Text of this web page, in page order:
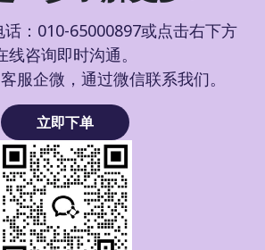
：010-65000897或点击右下方
线咨询即时沟通。
服企微，通过微信联系我们。
立即下单